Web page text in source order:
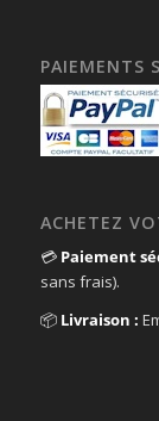
PAIEMENTS
ACHETEZ
💳 Paiement
sans frais).
📦 Livraison :